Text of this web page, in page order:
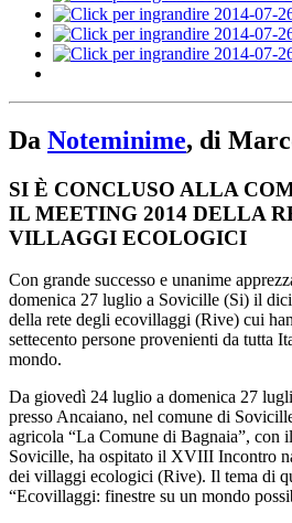
Da Noteminime, di
SI È CONCLUSO ALLA
IL MEETING 2014 DELLA
VILLAGGI ECOLOGICI
Con grande successo e unanime
domenica 27 luglio a Sovicille (Si) il
della rete degli ecovillaggi (Rive) cui
settecento persone provenienti da tutta
mondo.
Da giovedì 24 luglio a domenica 27
presso Ancaiano, nel comune di
agricola “La Comune di Bagnaia”, con
Sovicille, ha ospitato il XVIII Incontro
dei villaggi ecologici (Rive). Il tema di
“Ecovillaggi: finestre su un mondo